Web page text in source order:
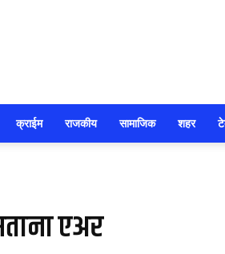
सोलापूर
क्राईम राजकीय सामाजिक शहर
एअर